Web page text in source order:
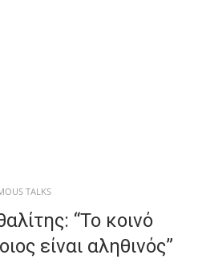
TALKS
“Το κοινό
είναι αληθινός”